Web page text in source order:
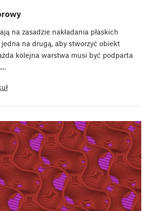
na zasadzie nakładania płaskich
na drugą, aby stworzyć obiekt
kolejna warstwa musi być podparta